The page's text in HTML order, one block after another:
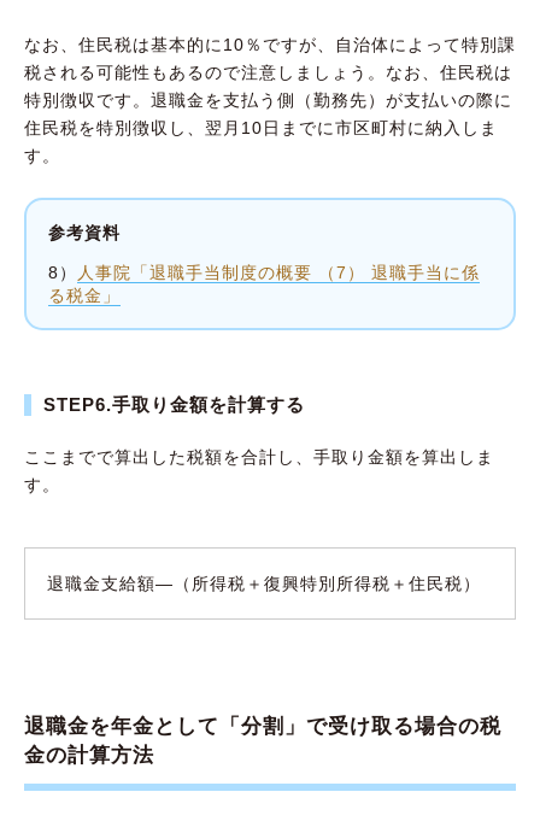
なお、住民税は基本的に10％ですが、自治体によって特別課
税される可能性もあるので注意しましょう。なお、住民税は
特別徴収です。退職金を支払う側（勤務先）が支払いの際に
住民税を特別徴収し、翌月10日までに市区町村に納入しま
す。
参考資料
8）
人事院「退職手当制度の概要 （7） 退職手当に係
る税金」
STEP6.手取り金額を計算する
ここまでで算出した税額を合計し、手取り金額を算出しま
す。
退職金支給額―（所得税＋復興特別所得税＋住民税）
退職金を年金として「分割」で受け取る場合の税
金の計算方法